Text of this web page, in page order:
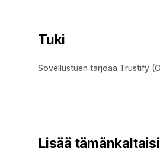
Tuki
Sovellustuen tarjoaa Trustify
Lisää